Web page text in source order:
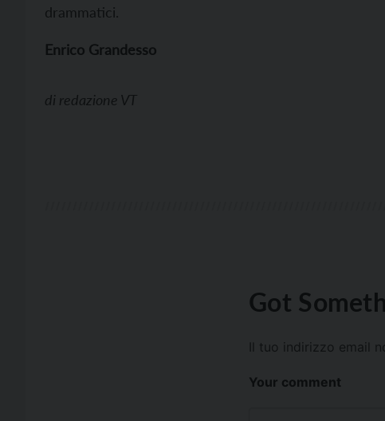
drammatici.
Enrico Grandesso
di redazione VT
Got
Il tuo indirizzo email
Your comment